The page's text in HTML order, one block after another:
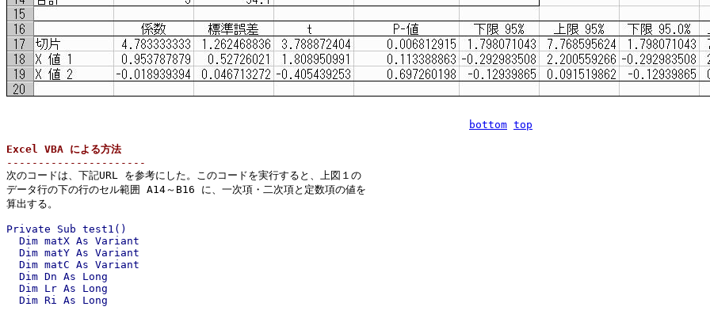
bottom top
Excel VBA による方法
----------------------
次のコードは、下記URL を参考にした。このコードを実行すると、上図１の
データ行の下の行のセル範囲 A14～B16 に、一次項・二次項と定数項の値を
Private Sub test1()
  Dim matX As Variant
  Dim matY As Variant
  Dim matC As Variant
  Dim Dn As Long
  Dim Lr As Long
  Dim Ri As Long